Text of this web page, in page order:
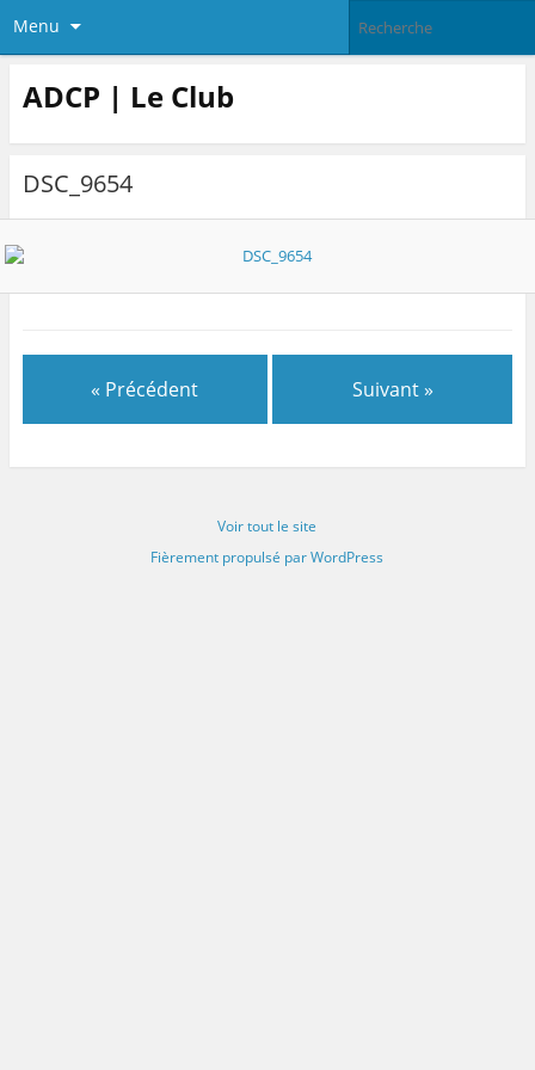
Menu
ADCP | Le Club
DSC_9654
« Précédent Suivant »
Voir tout le site
Fièrement propulsé par WordPress